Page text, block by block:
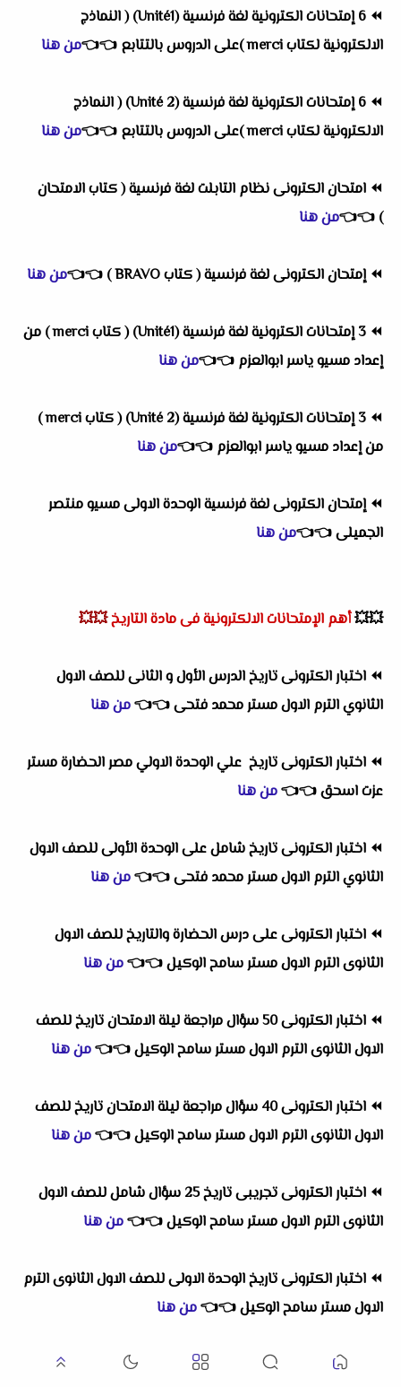
⏪
6 إمتحانات الكترونية لغة فرنسية (Unité1) ( النماذج
الالكترونية لكتاب merci )على الدروس بالتتابع
👈
👈من هنا
⏪
6 إمتحانات الكترونية لغة فرنسية (Unité 2) ( النماذج
الالكترونية لكتاب merci )على الدروس بالتتابع
👈
👈من هنا
⏪ امتحان الكترونى نظام التابلت لغة فرنسية ( كتاب الامتحان
)
👈
👈من هنا
⏪إمتحان الكترونى لغة فرنسية ( كتاب BRAVO ) 👈
👈من هنا
⏪
3 إمتحانات الكترونية لغة فرنسية (Unité1) ( كتاب merci ) من
إعداد مسيو ياسر ابوالعزم 👈
👈من هنا
⏪
3 إمتحانات الكترونية لغة فرنسية (Unité 2) ( كتاب merci )
من إعداد مسيو ياسر ابوالعزم 👈
👈من هنا
⏪إمتحان الكترونى لغة فرنسية الوحدة الاولى مسيو منتصر
الجميلى👈
👈من هنا
💥💥أهم الإمتحانات الالكترونية فى مادة التاريخ💥💥
⏪ اختبار الكترونى تاريخ الدرس الأول و الثانى للصف الاول
الثانوي الترم الاول مستر محمد فتحى👈
👈من هنا
⏪ اختبار الكترونىتاريخ علي الوحدة الاولي مصر الحضارة مستر
عزت اسحق👈
👈من هنا
⏪ اختبار الكترونى تاريخ شامل على الوحدة الأولى للصف الاول
الثانوي الترم الاول مستر محمد فتحى👈
👈من هنا
⏪ اختبار الكترونى على درس الحضارة والتاريخ للصف الاول
الثانوى الترم الاول مستر سامح الوكيل👈
👈من هنا
⏪
اختبار الكترونى 50 سؤال مراجعة ليلة الامتحان تاريخ للصف
الاول الثانوى الترم الاول مستر سامح الوكيل👈
👈من هنا
⏪
اختبار الكترونى 40 سؤال مراجعة ليلة الامتحان تاريخ للصف
الاول الثانوى الترم الاول مستر سامح الوكيل👈
👈من هنا
⏪
اختبار الكترونى تجريبى تاريخ 25 سؤال شامل للصف الاول
الثانوى الترم الاول مستر سامح الوكيل👈
👈من هنا
⏪ اختبار الكترونى تاريخ الوحدة الاولى للصف الاول الثانوى الترم
الاول مستر سامح الوكيل👈
👈من هنا
اختبار الكترونى تاريخ درس ( الحياه السياسيه والاقتصاديه